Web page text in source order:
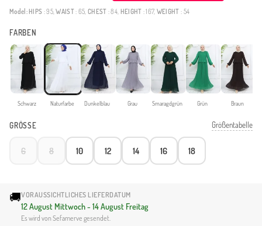
Model: HIPS : 95,WAIST: 65,CHEST : 84, HEIGHT : 167, WEIGHT : 54
FARBEN
Schwarz Naturfarbe Dunkelblau Grau Smaragdgrün Grün Braun
GRÖSSE Größentabelle
6 8 10 12 14 16 18
🚚VORAUSSICHTLICHES LIEFERDATUM
12 August Mittwoch - 14 August Freitag
Es wird von Sefamerve gesendet.